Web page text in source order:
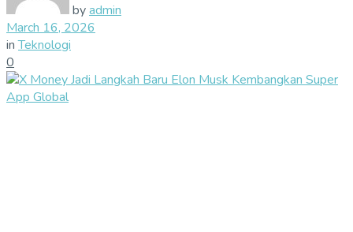
byadmin
March 16, 2026
in Teknologi
0